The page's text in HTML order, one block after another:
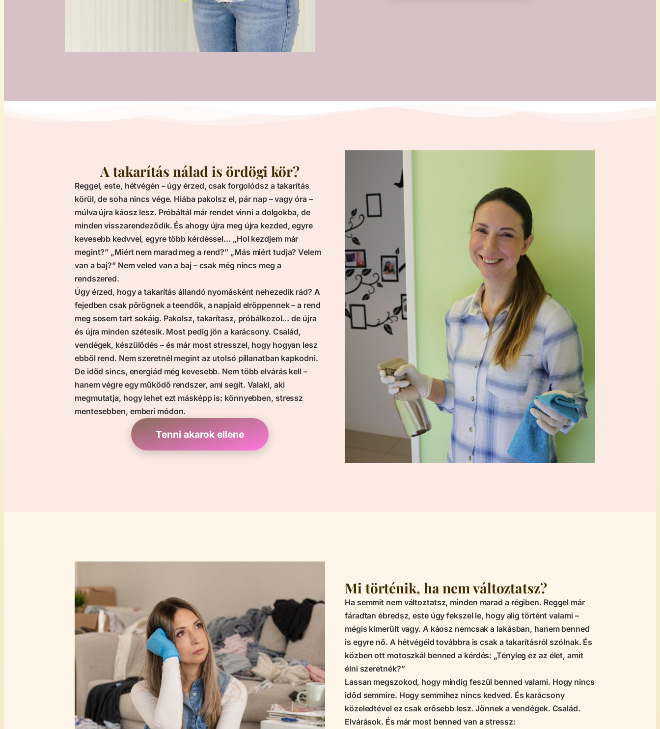
A takarítás nálad is ördögi kör?
Reggel, este, hétvégén – úgy érzed, csak forgolódsz a takarítás
körül, de soha nincs vége. Hiába pakolsz el, pár nap – vagy óra –
múlva újra káosz lesz. Próbáltál már rendet vinni a dolgokba, de
minden visszarendeződik. És ahogy újra meg újra kezded, egyre
kevesebb kedvvel, egyre több kérdéssel… „Hol kezdjem már
megint?” „Miért nem marad meg a rend?” „Más miért tudja? Velem
van a baj?” Nem veled van a baj – csak még nincs meg a
rendszered.
Úgy érzed, hogy a takarítás állandó nyomásként nehezedik rád? A
fejedben csak pörögnek a teendők, a napjaid elröppennek – a rend
meg sosem tart sokáig. Pakolsz, takarítasz, próbálkozol… de újra
és újra minden szétesik. Most pedig jön a karácsony. Család,
vendégek, készülődés – és már most stresszel, hogy hogyan lesz
ebből rend. Nem szeretnél megint az utolsó pillanatban kapkodni.
De időd sincs, energiád még kevesebb. Nem több elvárás kell –
hanem végre egy működő rendszer, ami segít. Valaki, aki
megmutatja, hogy lehet ezt másképp is: könnyebben, stressz
mentesebben, emberi módon.
Tenni akarok ellene
Mi történik, ha nem változtatsz?
Ha semmit nem változtatsz, minden marad a régiben. Reggel már
fáradtan ébredsz, este úgy fekszel le, hogy alig történt valami –
mégis kimerült vagy. A káosz nemcsak a lakásban, hanem benned
is egyre nő. A hétvégéid továbbra is csak a takarításról szólnak. És
közben ott motoszkál benned a kérdés: „Tényleg ez az élet, amit
élni szeretnék?”
Lassan megszokod, hogy mindig feszül benned valami. Hogy nincs
időd semmire. Hogy semmihez nincs kedved. És karácsony
közeledtével ez csak erősebb lesz. Jönnek a vendégek. Család.
Elvárások. És már most benned van a stressz: